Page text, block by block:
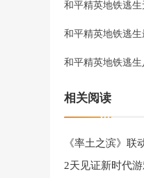
和平精英地铁逃
和平精英地铁逃
相关阅读
《率土之滨》